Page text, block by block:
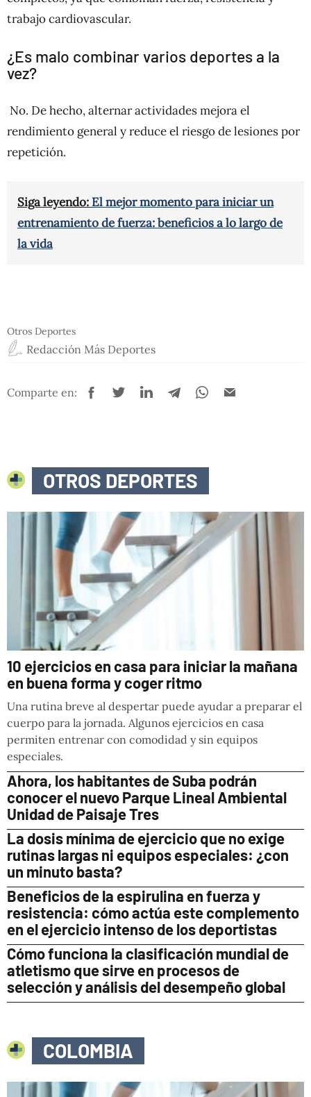
trabajo cardiovascular.
¿Es malo combinar varios deportes a la
vez?
No. De hecho, alternar actividades mejora el
rendimiento general y reduce el riesgo de lesiones por
repetición.
Siga leyendo: El mejor momento para iniciar un
entrenamiento de fuerza: beneficios a lo largo de
la vida
Otros Deportes
Redacción Más Deportes
Comparte en:
OTROS DEPORTES
10 ejercicios en casa para iniciar la mañana
en buena forma y coger ritmo
Una rutina breve al despertar puede ayudar a preparar el
cuerpo para la jornada. Algunos ejercicios en casa
permiten entrenar con comodidad y sin equipos
especiales.
Ahora, los habitantes de Suba podrán
conocer el nuevo Parque Lineal Ambiental
Unidad de Paisaje Tres
La dosis mínima de ejercicio que no exige
rutinas largas ni equipos especiales: ¿con
un minuto basta?
Beneficios de la espirulina en fuerza y
resistencia: cómo actúa este complemento
en el ejercicio intenso de los deportistas
Cómo funciona la clasificación mundial de
atletismo que sirve en procesos de
selección y análisis del desempeño global
COLOMBIA